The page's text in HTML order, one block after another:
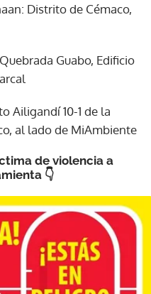
Distrito de Cémaco,
Guabo, Edificio
Ailigandí 10-1 de la
al lado de MiAmbiente
de violencia a
👇